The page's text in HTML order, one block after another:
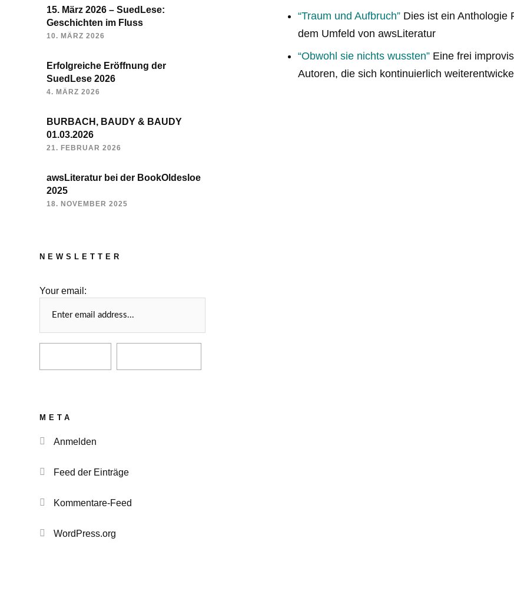
“Traum und Aufbruch”Dies ist ein Anthologie
dem Umfeld von awsLiteratur
“Obwohl sie nichts wussten”Eine frei
Autoren, die sich kontinuierlich
15. März 2026 – SuedLese:
Geschichten im Fluss
10. MÄRZ 2026
Erfolgreiche Eröffnung der
SuedLese 2026
4. MÄRZ 2026
BURBACH, BAUDY & BAUDY
01.03.2026
21. FEBRUAR 2026
awsLiteratur bei der BookOldesloe
2025
18. NOVEMBER 2025
NEWSLETTER
Your email:
META
Anmelden
Feed der Einträge
Kommentare-Feed
WordPress.org